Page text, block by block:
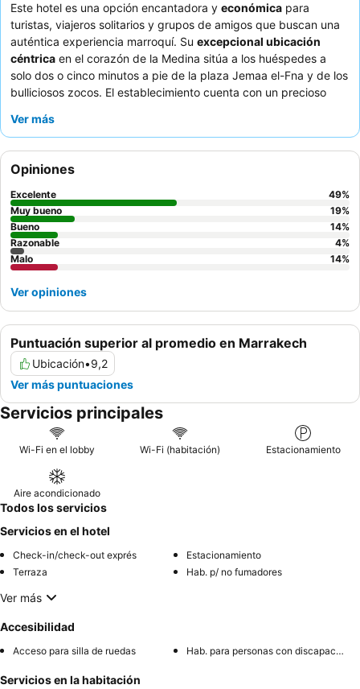
Este hotel es una opción encantadora y económica para
turistas, viajeros solitarios y grupos de amigos que buscan una
auténtica experiencia marroquí. Su excepcional ubicación
céntrica en el corazón de la Medina sitúa a los huéspedes a
solo dos o cinco minutos a pie de la plaza Jemaa el-Fna y de los
bulliciosos zocos. El establecimiento cuenta con un precioso
agradable. Los huéspedes elogian constantemente al
amables, serviciales y complacientes, haciendo a menudo que
los huéspedes se sientan como en familia. Para una estancia
más tranquila, considere solicitar una habitación interior para
minimizar el ruido de la calle.
Ver más
Puntuación superior al promedio en Marrakech
Ubicación•9,2
Ver más puntuaciones
Opiniones
Excelente 49%
Muy bueno
19%
Bueno
14%
Razonable
4%
Malo
14%
Ver opiniones
Servicios principales
Wi-Fi en el lobby Wi-Fi (habitación) Estacionamiento
Aire acondicionado
Todos los servicios
Servicios en el hotel
Check-in/check-out exprés
Estacionamiento
Terraza
Hab. p/ no fumadores
Ver más
Accesibilidad
Acceso para silla de ruedas Hab. para personas con discapacidad
Servicios en la habitación